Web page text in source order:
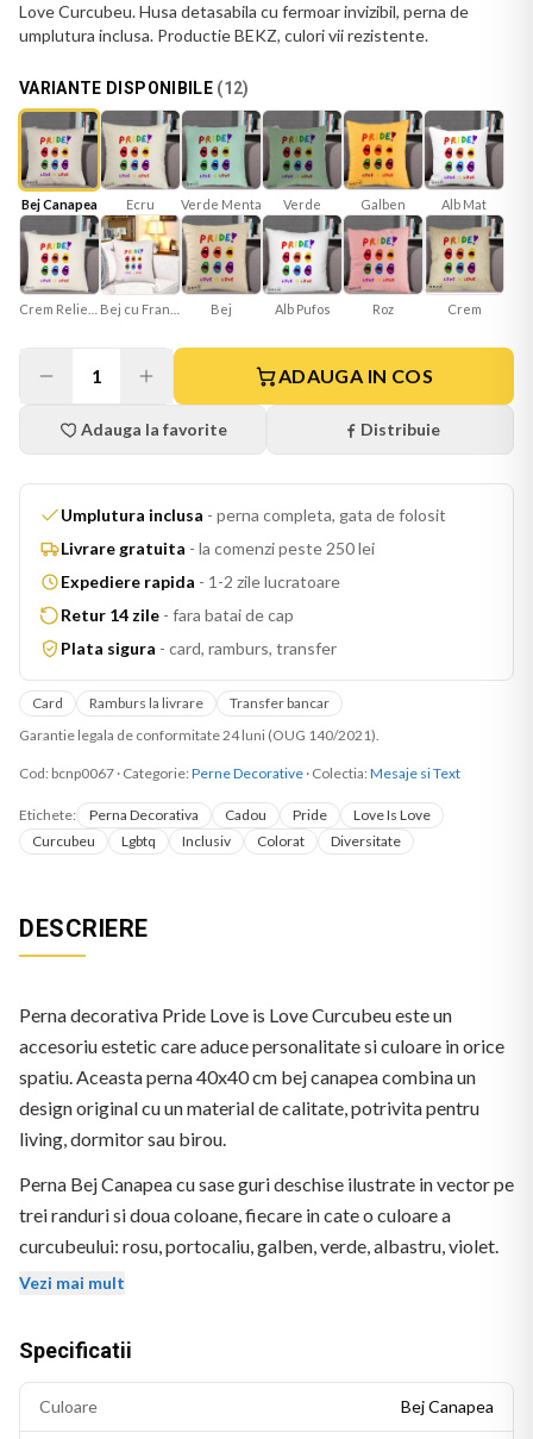
Love Curcubeu. Husa detasabila cu fermoar invizibil, perna de
umplutura inclusa. Productie BEKZ, culori vii rezistente.
VARIANTE DISPONIBILE (12)
Bej Canapea Ecru Verde Menta Verde Galben Alb Mat
Bej Alb Pufos Roz Crem
1 ADAUGA IN COS
Adauga la favorite Distribuie
Umplutura inclusa - perna completa, gata de folosit
Livrare gratuita - la comenzi peste 250 lei
Expediere rapida - 1-2 zile lucratoare
Retur 14 zile - fara batai de cap
Plata sigura - card, ramburs, transfer
Card Ramburs la livrare
Transfer bancar
Garantie legala de conformitate 24 luni (OUG 140/2021).
Cod: bcnp0067 · Categorie: Perne Decorative · Colectia: Mesaje si Text
Etichete: Perna Decorativa Cadou Pride
Love Is Love
Curcubeu
Lgbtq Inclusiv Colorat Diversitate
DESCRIERE
Perna decorativa Pride Love is Love Curcubeu este un
accesoriu estetic care aduce personalitate si culoare in orice
spatiu. Aceasta perna 40x40 cm bej canapea combina un
design original cu un material de calitate, potrivita pentru
living, dormitor sau birou.
Perna Bej Canapea cu sase guri deschise ilustrate in vector pe
trei randuri si doua coloane, fiecare in cate o culoare a
curcubeului: rosu, portocaliu, galben, verde, albastru, violet.
Textul PRIDE! apare deasupra in litere colorate cu o
colorate. Fond bej.
Vezi mai mult
Specificatii
Culoare Bej Canapea